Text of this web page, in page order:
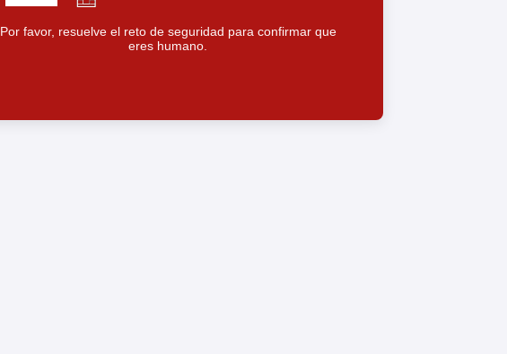
Por favor, resuelve el reto de seguridad para confirmar que
eres humano.